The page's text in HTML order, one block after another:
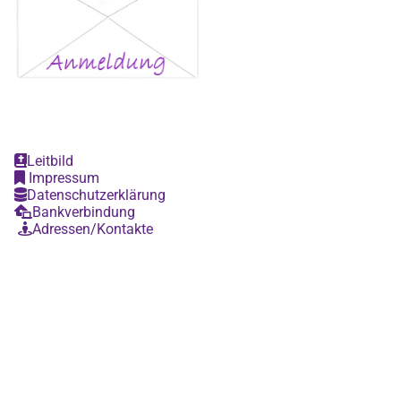
Leitbild
Impressum
Datenschutzerklärung
Bankverbindung
Adressen/Kontakte